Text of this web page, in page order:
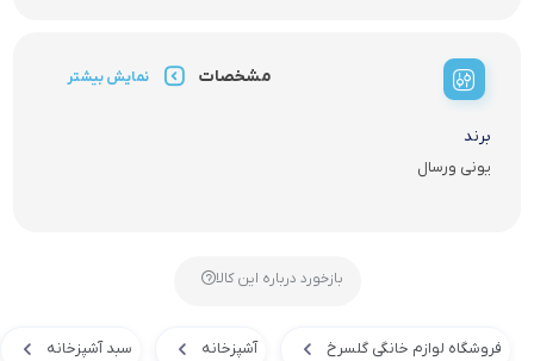
مشخصات نمایش بیشتر
برند
یونی ورسال
بازخورد درباره این کالا
فروشگاه لوازم خانگی گلسرخ آشپزخانه سبد آشپزخانه